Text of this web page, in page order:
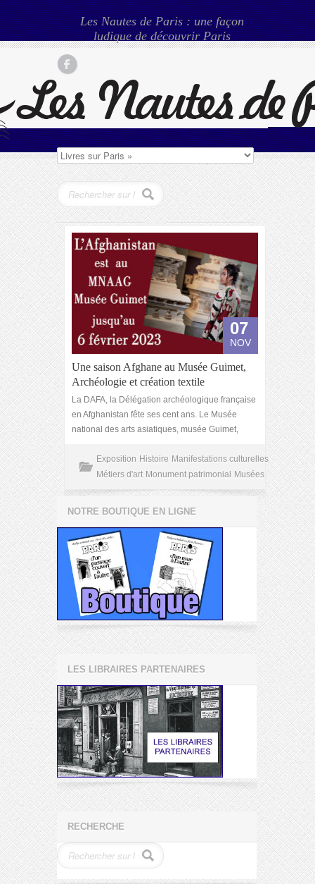
Les Nautes de Paris : une façon
ludique de découvrir Paris
07
NOV
Une saison Afghane au Musée Guimet,
Archéologie et création textile
La DAFA, la Délégation archéologique française
en Afghanistan fête ses cent ans. Le Musée
national des arts asiatiques, musée Guimet,
Exposition Histoire Manifestations culturelles
Métiers d'art Monument patrimonial Musées
NOTRE BOUTIQUE EN LIGNE
LES LIBRAIRES PARTENAIRES
RECHERCHE